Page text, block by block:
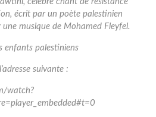
écrit par un poète palestinien
musique de Mohamed Fleyfel.
enfants palestiniens
suivante :
watch?